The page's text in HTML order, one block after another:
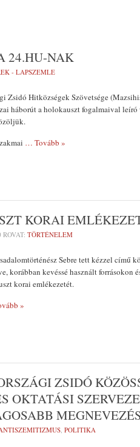
24.HU-NAK
- LAPSZEMLE
Zsidó Hitközségek Szövetsége
háborút a holokauszt fogalmaival
… Tovább »
KORAI
ROVAT: TÖRTÉNELEM
Sebre tett kézzel című
korábban kevéssé használt forrásokon
korai emlékezetét.
»
ZSIDÓ
OKTATÁSI
, POLITIKA